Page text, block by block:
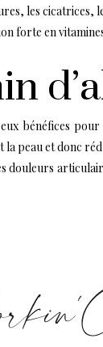
les cicatrices,
forte en
bénéfices
peau et donc
douleurs